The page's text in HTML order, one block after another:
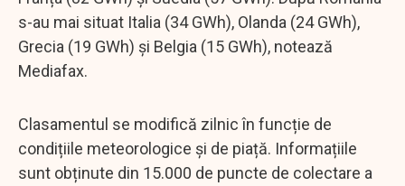
s-au mai situat Italia (34 GWh), Olanda (24 GWh),
Grecia (19 GWh) și Belgia (15 GWh), notează
Mediafax.
Clasamentul se modifică zilnic în funcție de
condițiile meteorologice și de piață. Informațiile
sunt obținute din 15.000 de puncte de colectare a